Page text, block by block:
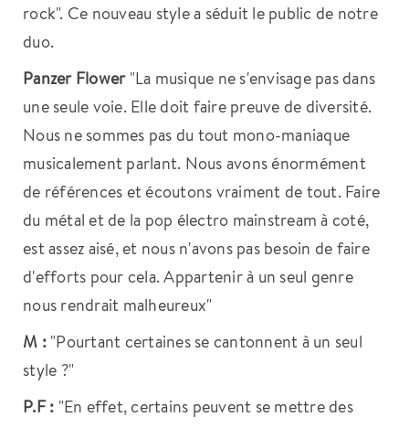
rock". Ce nouveau style a séduit le public de notre
duo.
Panzer Flower "La musique ne s'envisage pas dans
une seule voie. Elle doit faire preuve de diversité.
Nous ne sommes pas du tout mono-maniaque
musicalement parlant. Nous avons énormément
de références et écoutons vraiment de tout. Faire
du métal et de la pop électro mainstream à coté,
est assez aisé, et nous n'avons pas besoin de faire
d'efforts pour cela. Appartenir à un seul genre
nous rendrait malheureux"
M :"Pourtant certaines se cantonnent à un seul
style ?"
P.F : "En effet, certains peuvent se mettre des